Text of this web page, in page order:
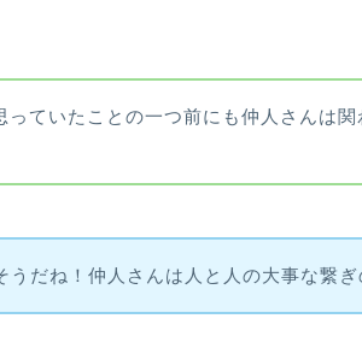
っていたことの一つ前にも仲人さんは
うだね！仲人さんは人と人の大事な繋ぎ